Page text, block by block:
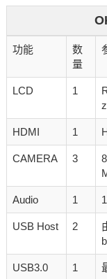
功能
数
量
LCD 1
z
HDMI 1
CAMERA 3
Audio 1
USB Host 2
USB3.0 1